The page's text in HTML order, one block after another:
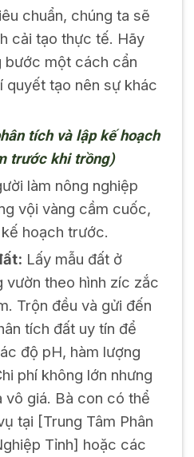
chuẩn, chúng ta sẽ
cải tạo thực tế. Hãy
bước một cách cẩn
quyết tạo nên sự khác
tích và lập kế hoạch
trước khi trồng)
làm nông nghiệp
vội vàng cầm cuốc,
hoạch trước.
Lấy mẫu đất ở
vườn theo hình zíc zắc
Trộn đều và gửi đến
tích đất uy tín để
độ pH, hàm lượng
phí không lớn nhưng
vô giá. Bà con có thể
tại [Trung Tâm Phân
Tỉnh] hoặc các